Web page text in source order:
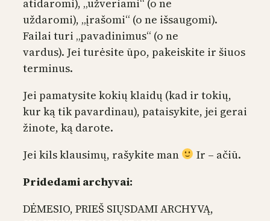
atidaromi), „užveriami“ (o ne
uždaromi), „įrašomi“ (o ne išsaugomi).
Failai turi „pavadinimus“ (o ne
vardus). Jei turėsite ūpo, pakeiskite ir šiuos
terminus.
Jei pamatysite kokių klaidų (kad ir tokių,
kur ką tik pavardinau), pataisykite, jei gerai
žinote, ką darote.
Jei kils klausimų, rašykite man
Ir – ačiū.
Pridedami archyvai:
DĖMESIO, PRIEŠ SIŲSDAMI ARCHYVĄ,